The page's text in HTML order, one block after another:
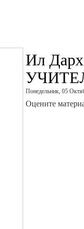
Ил
Понедельник, 05
Оцените